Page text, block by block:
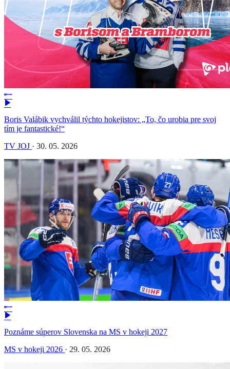
Boris Valábik vychválil týchto hokejistov: „To, čo urobia pre svoj
tím je fantastické!“
TV JOJ · 30. 05. 2026
Poznáme súperov Slovenska na MS v hokeji 2027
MS v hokeji 2026 · 29. 05. 2026